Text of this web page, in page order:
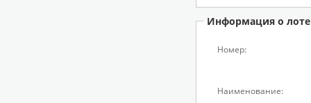
Информация о
Номер:
Наименование: